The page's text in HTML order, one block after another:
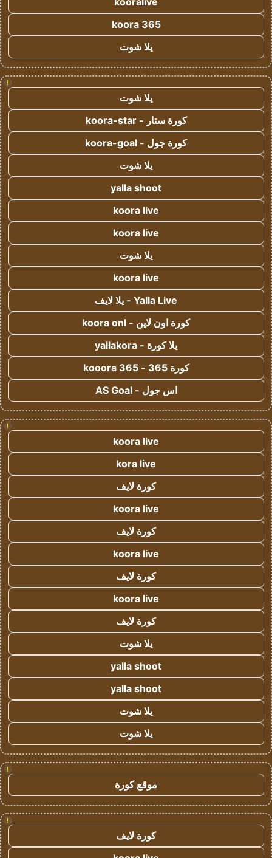
koora 365
يلا شوت
!
يلا شوت
كورة ستار - koora-star
كورة جول - koora-goal
يلا شوت
yalla shoot
koora live
koora live
يلا شوت
koora live
Yalla Live - يلا لايف
كورة اون لاين - koora onl
يلا كورة - yallakora
كورة 365 - kooora 365
اس جول - AS Goal
!
koora live
kora live
كورة لايف
koora live
كورة لايف
koora live
كورة لايف
koora live
كورة لايف
يلا شوت
yalla shoot
yalla shoot
يلا شوت
يلا شوت
!
موقع كورة
!
كورة لايف